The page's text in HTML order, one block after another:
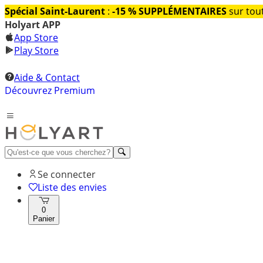
Spécial Saint-Laurent : -15 % SUPPLÉMENTAIRESsur
Holyart APP
App Store
Play Store
Aide & Contact
Découvrez Premium
Se connecter
Liste des envies
0
Panier